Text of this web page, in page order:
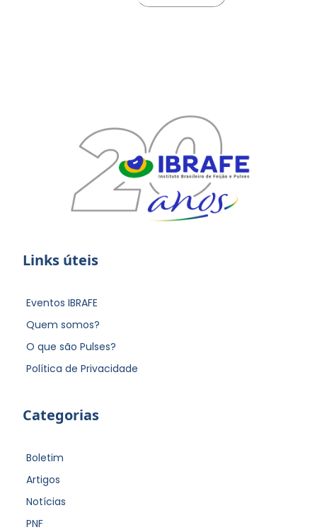
Links úteis
Eventos IBRAFE
Quem somos?
O que são Pulses?
Política de Privacidade
Categorias
Boletim
Artigos
Notícias
PNF